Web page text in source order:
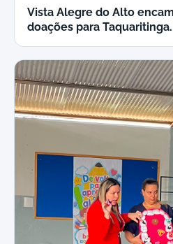
Vista Alegre do Alto
doações para Taquaritinga.